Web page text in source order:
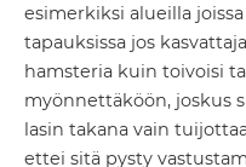
esimerkiksi alueilla
tapauksissa jos
hamsteria kuin toivoisi
myönnettäköön, joskus
lasin takana vain
ettei sitä pysty